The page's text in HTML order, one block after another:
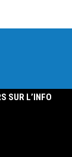
SUR L’INFO